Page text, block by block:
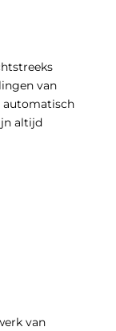
van
automatisch
altijd
van